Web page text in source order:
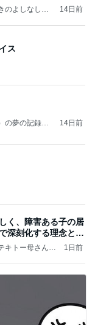
よしなしご
14日前
ス
の夢の記録
14日前
く、障害ある子の居
深刻化する理念と現
トー母さんの
1日前